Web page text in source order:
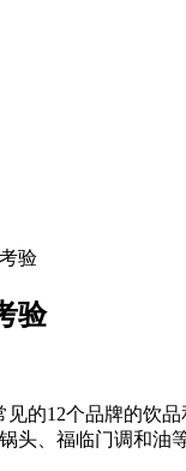
验
验
12个品牌的饮品
、福临门调和油